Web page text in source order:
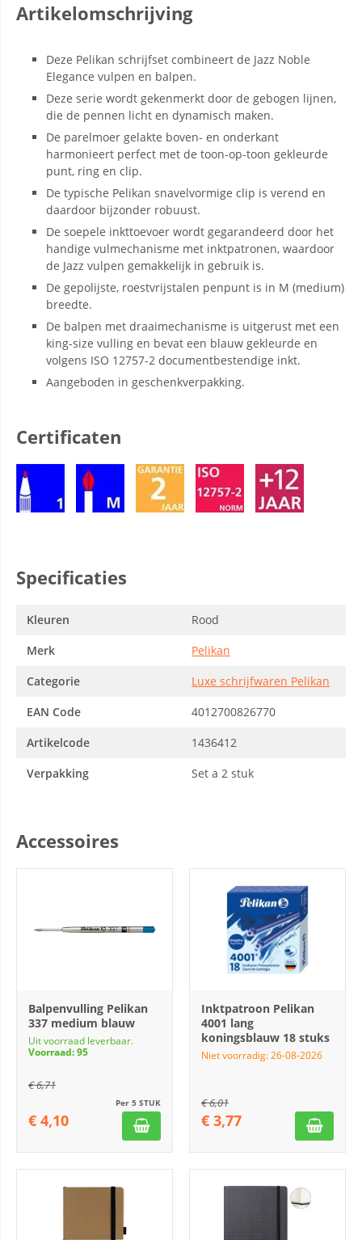
Artikelomschrijving
Deze Pelikan schrijfset combineert de Jazz Noble
Elegance vulpen en balpen.
Deze serie wordt gekenmerkt door de gebogen lijnen,
die de pennen licht en dynamisch maken.
De parelmoer gelakte boven- en onderkant
harmonieert perfect met de toon-op-toon gekleurde
punt, ring en clip.
De typische Pelikan snavelvormige clip is verend en
daardoor bijzonder robuust.
De soepele inkttoevoer wordt gegarandeerd door het
handige vulmechanisme met inktpatronen, waardoor
de Jazz vulpen gemakkelijk in gebruik is.
De gepolijste, roestvrijstalen penpunt is in M (medium)
breedte.
De balpen met draaimechanisme is uitgerust met een
king-size vulling en bevat een blauw gekleurde en
volgens ISO 12757-2 documentbestendige inkt.
Aangeboden in geschenkverpakking.
Certificaten
Specificaties
Kleuren
Rood
Merk
Pelikan
Categorie
Luxe schrijfwaren Pelikan
EAN Code
4012700826770
Artikelcode
1436412
Verpakking
Set a 2 stuk
Accessoires
Balpenvulling Pelikan
337 medium blauw
Uit voorraad leverbaar.
Voorraad: 95
€6,71
Per 5 STUK
€ 4,10
Inktpatroon Pelikan
4001 lang
koningsblauw 18 stuks
Niet voorradig: 26-08-2026
€6,01
€ 3,77